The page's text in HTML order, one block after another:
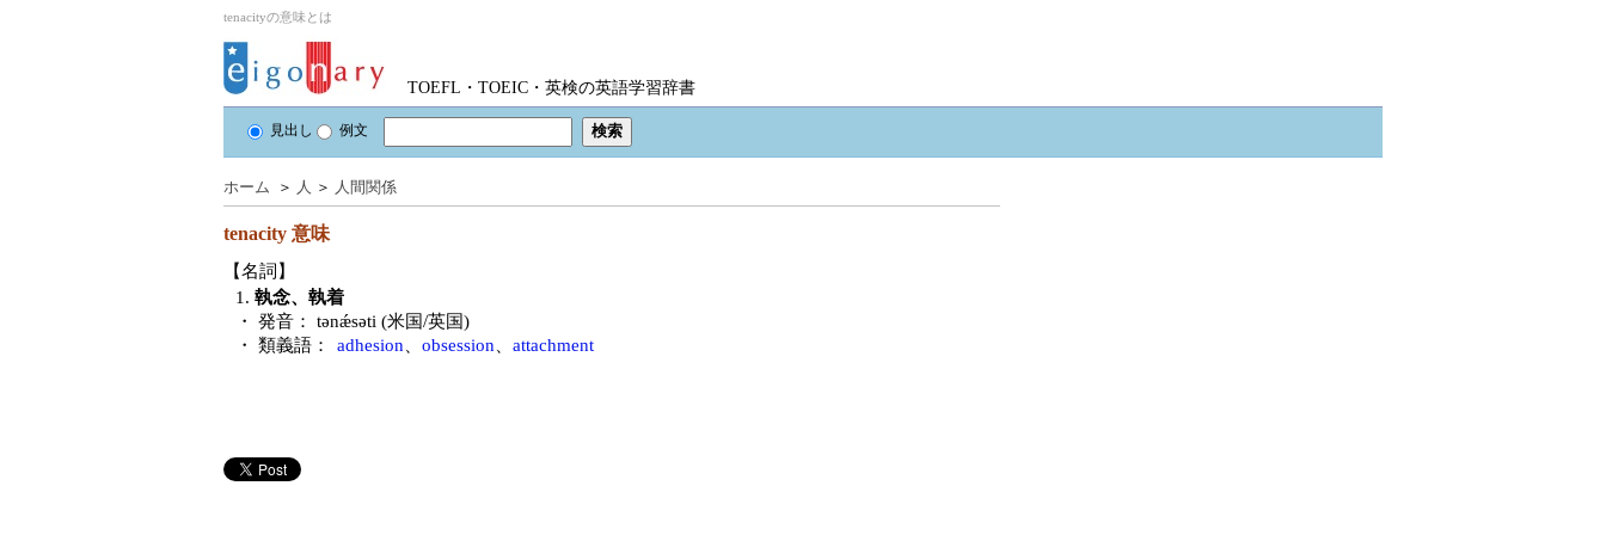
tenacityの意味とは
TOEFL・TOEIC・英検の英語学習辞書
見出し 例文
ホーム ＞ 人 ＞ 人間関係
tenacity 意味
【名詞】
1. 執念、執着
・ 発音：
tənǽsəti (米国/英国)
・ 類義語：
adhesion obsession attachment